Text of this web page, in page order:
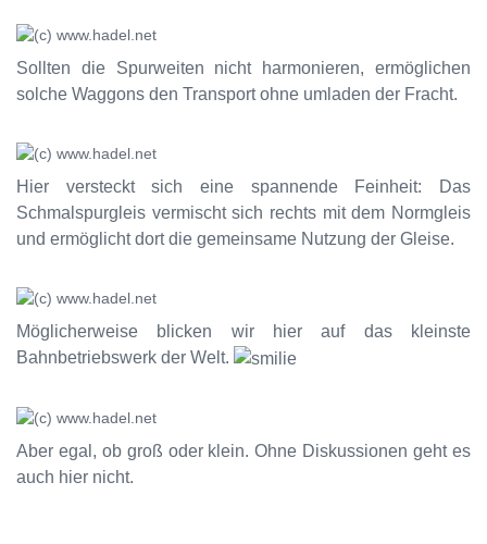
Sollten die Spurweiten nicht harmonieren, ermöglichen
solche Waggons den Transport ohne umladen der Fracht.
Hier versteckt sich eine spannende Feinheit: Das
Schmalspurgleis vermischt sich rechts mit dem Normgleis
und ermöglicht dort die gemeinsame Nutzung der Gleise.
Möglicherweise blicken wir hier auf das kleinste
Bahnbetriebswerk der Welt.
Aber egal, ob groß oder klein. Ohne Diskussionen geht es
auch hier nicht.